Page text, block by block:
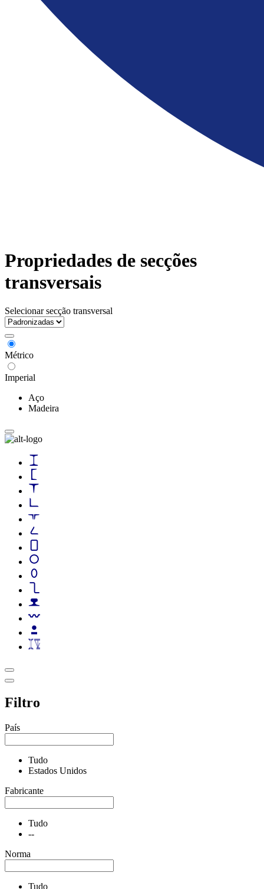
Propriedades de secções
transversais
Selecionar secção transversal
Métrico
Imperial
Aço
Madeira
Filtro
País
Tudo
Estados Unidos
Fabricante
Tudo
--
Norma
Tudo